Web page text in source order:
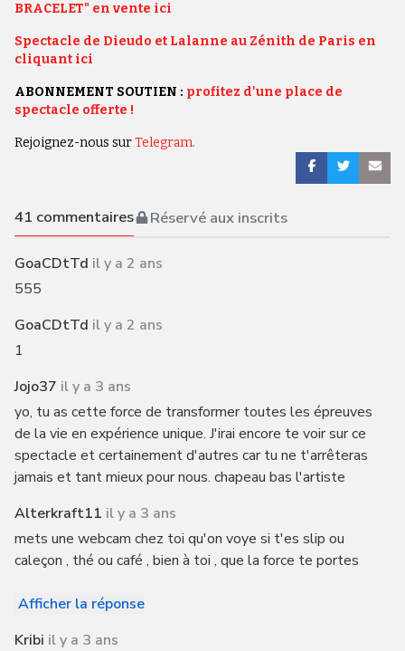
BRACELET" en vente ici
Spectacle de Dieudo et Lalanne au Zénith de Paris en
cliquant ici
ABONNEMENT SOUTIEN : profitez d'une place de
spectacle offerte !
Rejoignez-nous surTelegram.
41 commentaires Réservé aux inscrits
GoaCDtTd il y a 2 ans
555
GoaCDtTd il y a 2 ans
1
Jojo37 il y a 3 ans
yo, tu as cette force de transformer toutes les épreuves
de la vie en expérience unique. J'irai encore te voir sur ce
spectacle et certainement d'autres car tu ne t'arrêteras
jamais et tant mieux pour nous. chapeau bas l'artiste
Alterkraft11 il y a 3 ans
mets une webcam chez toi qu'on voye si t'es slip ou
caleçon , thé ou café , bien à toi , que la force te portes
Afficher la réponse
Kribi il y a 3 ans